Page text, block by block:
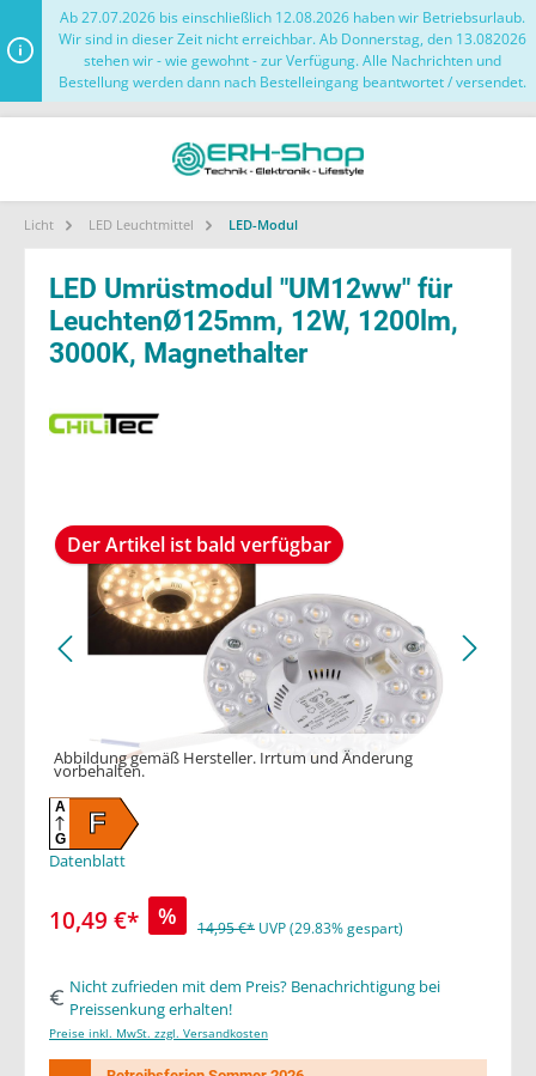
Ab 27.07.2026 bis einschließlich 12.08.2026 haben wir Betriebsurlaub.
Wir sind in dieser Zeit nicht erreichbar. Ab Donnerstag, den 13.082026
stehen wir - wie gewohnt - zur Verfügung. Alle Nachrichten und
Bestellung werden dann nach Bestelleingang beantwortet / versendet.
Licht LED Leuchtmittel LED-Modul
LED Umrüstmodul "UM12ww" für
LeuchtenØ125mm, 12W, 1200lm,
3000K, Magnethalter
Der Artikel ist bald verfügbar
Abbildung gemäß Hersteller. Irrtum und Änderung
vorbehalten.
F
A
G
Datenblatt
10,49 €* % 14,95 €* UVP (29.83% gespart)
Nicht zufrieden mit dem Preis? Benachrichtigung bei
Preissenkung erhalten!
Preise inkl. MwSt. zzgl. Versandkosten